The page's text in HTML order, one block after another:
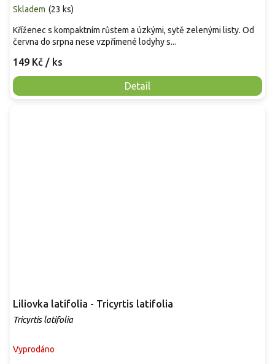
Skladem (23 ks)
149 Kč / ks
Detail
Kříženec s kompaktním růstem a úzkými, sytě zelenými listy. Od
června do srpna nese vzpřímené lodyhy s...
Liliovka latifolia - Tricyrtis latifolia
Tricyrtis latifolia
Vyprodáno